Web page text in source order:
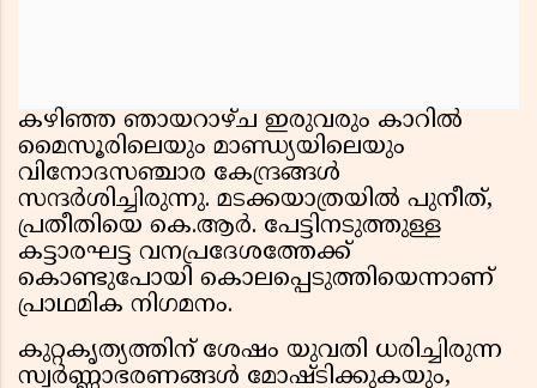
കഴിഞ്ഞ ഞായറാഴ്ച ഇരുവരും കാറിൽ
മൈസൂരിലെയും മാണ്ഡ്യയിലെയും
വിനോദസഞ്ചാര കേന്ദ്രങ്ങൾ
സന്ദർശിച്ചിരുന്നു. മടക്കയാത്രയിൽ പുനീത്,
പ്രതീതിയെ കെ.ആർ. പേട്ടിനടുത്തുള്ള
കട്ടാരഘട്ട വനപ്രദേശത്തേക്ക്
കൊണ്ടുപോയി കൊലപ്പെടുത്തിയെന്നാണ്
പ്രാഥമിക നിഗമനം.
കുറ്റകൃത്യത്തിന് ശേഷം യുവതി ധരിച്ചിരുന്ന
സ്വർണ്ണാഭരണങ്ങൾ മോഷ്ടിക്കുകയും,